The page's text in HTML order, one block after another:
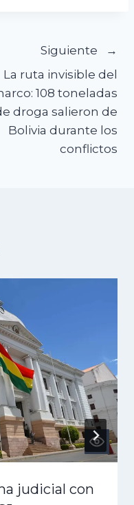
Siguiente
La ruta invisible del
108 toneladas
droga salieron de
Bolivia durante los
conflictos
judicial con